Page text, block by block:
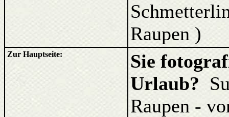
Raupen )
Zur Hauptseite:
Sie
Urlaub?
Raupen -